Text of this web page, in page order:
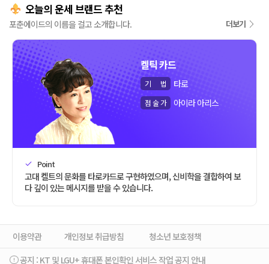
오늘의 운세 브랜드 추천
포춘에이드의 이름을 걸고 소개합니다. 더보기
켈틱 카드
기 법 타로
점술가 아이라 아리스
Point
고대 켈트의 문화를 타로카드로 구현하였으며, 신비학을 결합하여 보
다 깊이 있는 메시지를 받을 수 있습니다.
이용약관 개인정보 취급방침
청소년 보호정책
공지 : KT 및 LGU+ 휴대폰 본인확인 서비스 작업 공지 안내